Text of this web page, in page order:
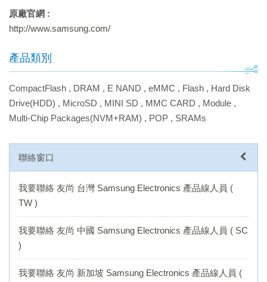
原廠官網 :
http://www.samsung.com/
產品類別
CompactFlash , DRAM , E NAND , eMMC , Flash , Hard Disk
Drive(HDD) , MicroSD , MINI SD , MMC CARD , Module ,
Multi-Chip Packages(NVM+RAM) , POP , SRAMs
聯絡窗口
我要聯絡 友尚 台灣 Samsung Electronics 產品線人員 (
TW )
我要聯絡 友尚 中國 Samsung Electronics 產品線人員 ( SC
)
我要聯絡 友尚 新加坡 Samsung Electronics 產品線人員 (